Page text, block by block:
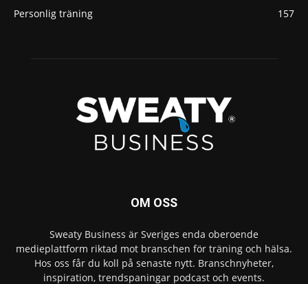
Personlig träning
157
OM OSS
Sweaty Business är Sveriges enda oberoende
medieplattform riktad mot branschen för träning och hälsa.
Hos oss får du koll på senaste nytt. Branschnyheter,
inspiration, trendspaningar podcast och events.